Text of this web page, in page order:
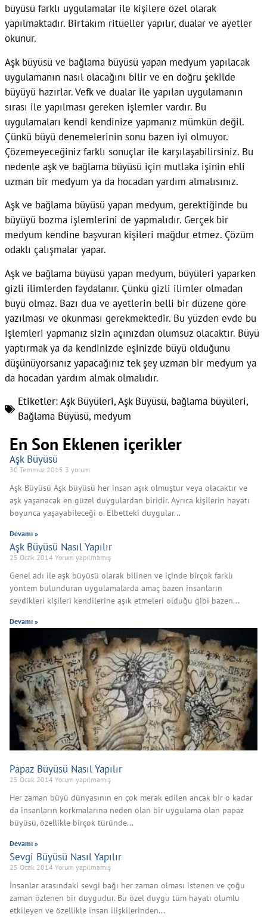
büyüsü farklı uygulamalar ile kişilere özel olarak
yapılmaktadır. Birtakım ritüeller yapılır, dualar ve ayetler
okunur.
Aşk büyüsü ve bağlama büyüsü yapan medyum yapılacak
uygulamanın nasıl olacağını bilir ve en doğru şekilde
büyüyü hazırlar. Vefk ve dualar ile yapılan uygulamanın
sırası ile yapılması gereken işlemler vardır. Bu
uygulamaları kendi kendinize yapmanız mümkün değil.
Çünkü büyü denemelerinin sonu bazen iyi olmuyor.
Çözemeyeceğiniz farklı sonuçlar ile karşılaşabilirsiniz. Bu
nedenle aşk ve bağlama büyüsü için mutlaka işinin ehli
uzman bir medyum ya da hocadan yardım almalısınız.
Aşk ve bağlama büyüsü yapan medyum, gerektiğinde bu
büyüyü bozma işlemlerini de yapmalıdır. Gerçek bir
medyum kendine başvuran kişileri mağdur etmez. Çözüm
odaklı çalışmalar yapar.
Aşk ve bağlama büyüsü yapan medyum, büyüleri yaparken
gizli ilimlerden faydalanır. Çünkü gizli ilimler olmadan
büyü olmaz. Bazı dua ve ayetlerin belli bir düzene göre
yazılması ve okunması gerekmektedir. Bu yüzden evde bu
işlemleri yapmanız sizin açınızdan olumsuz olacaktır. Büyü
yaptırmak ya da kendinizde eşinizde büyü olduğunu
düşünüyorsanız yapacağınız tek şey uzman bir medyum ya
da hocadan yardım almak olmalıdır.
Etiketler:Aşk Büyüleri,Aşk Büyüsü, bağlama büyüleri,
Bağlama Büyüsü, medyum
En Son Eklenen içerikler
Aşk Büyüsü
30 Temmuz 2015 3 yorum
Aşk Büyüsü Aşk büyüsü her insan aşık olmuştur veya olacaktır ve
aşk yaşanacak en güzel duygulardan biridir. Ayrıca kişilerin hayatı
boyunca yaşayabileceği o. Elbetteki duygular
Devamı »
Aşk Büyüsü Nasıl Yapılır
25 Ocak 2014 Yorum yapılmamış
Genel adı ile aşk büyüsü olarak bilinen ve içinde birçok farklı
yöntem bulunduran uygulamalarda amaç bazen insanların
sevdikleri kişileri kendilerine aşık etmeleri olduğu gibi bazen
Devamı »
Papaz Büyüsü Nasıl Yapılır
25 Ocak 2014 Yorum yapılmamış
Her zaman büyü dünyasının en çok merak edilen ancak bir o kadar
da insanların korkmalarına neden olan bir uygulama olan papaz
büyüsü, özellikle birçok türünde
Devamı »
Sevgi Büyüsü Nasıl Yapılır
25 Ocak 2014 Yorum yapılmamış
İnsanlar arasındaki sevgi bağı her zaman olması istenen ve çoğu
zaman özlenen bir duygudur. Bu özel duygu tüm hayatı olumlu
etkileyen ve özellikle insan ilişkilerinden